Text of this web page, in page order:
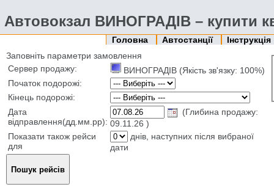
Автовокзал ВИНОГРАДІВ – купити
Головна Автостанції
Інструкція
Заповніть параметри замовлення
Сервер продажу:
ВИНОГРАДІВ (Якість зв'язку: 100%)
Початок подорожі:
Кінець подорожі:
Дата
відправлення(дд.мм.рр):
(Глибина продажу:
09.11.26 )
Показати також рейси
для
днів, наступних після вибраної
дати